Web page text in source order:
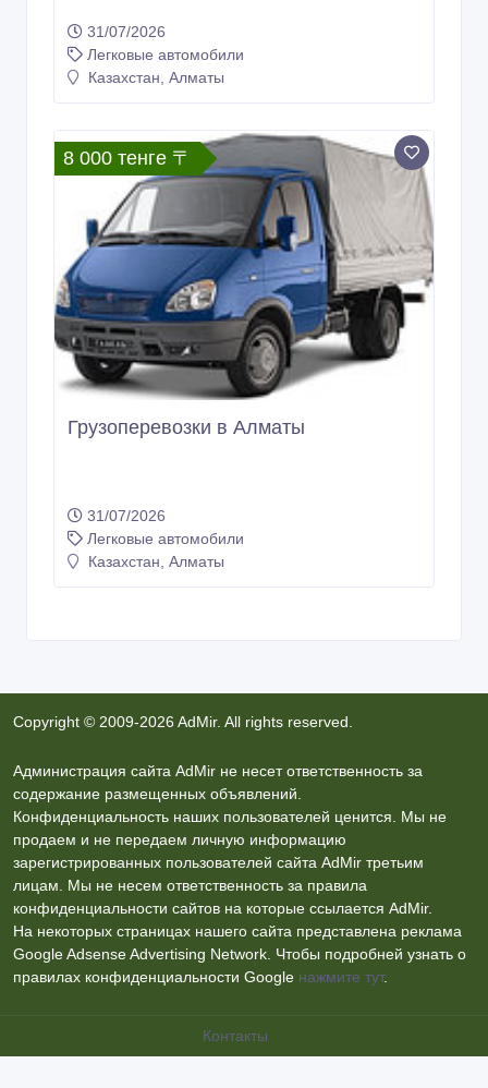
31/07/2026
Легковые автомобили
Казахстан, Алматы
8 000 тенге 〒
Грузоперевозки в Алматы
31/07/2026
Легковые автомобили
Казахстан, Алматы
Copyright © 2009-2026 AdMir. All rights reserved.
Администрация сайта AdMir не несет ответственность за
содержание размещенных объявлений.
Конфиденциальность наших пользователей ценится. Мы не
продаем и не передаем личную информацию
зарегистрированных пользователей сайта AdMir третьим
лицам. Мы не несем ответственность за правила
конфиденциальности сайтов на которые ссылается AdMir.
На некоторых страницах нашего сайта представлена реклама
Google Adsense Advertising Network. Чтобы подробней узнать о
правилах конфиденциальности Google нажмите тут.
Контакты